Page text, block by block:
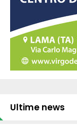
Ultime news